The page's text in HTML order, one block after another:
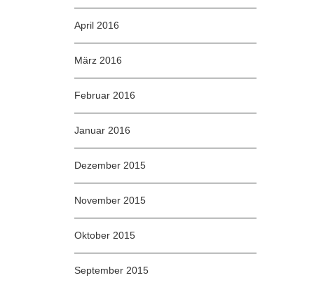
April 2016
März 2016
Februar 2016
Januar 2016
Dezember 2015
November 2015
Oktober 2015
September 2015